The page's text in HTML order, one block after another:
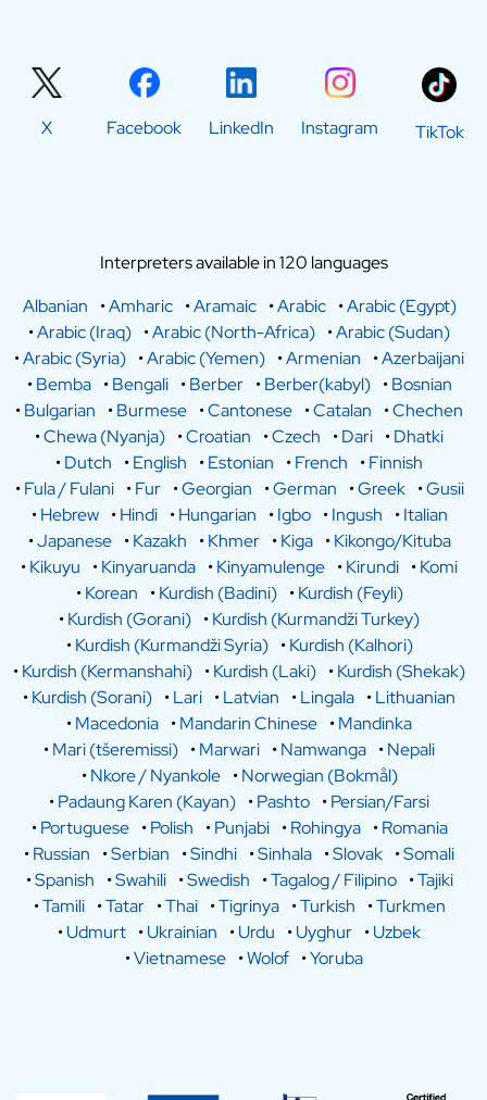
X Facebook LinkedIn Instagram TikTok
Interpreters available in 120 languages
Albanian
•Amharic •Aramaic •Arabic •Arabic (Egypt)
•Arabic (Iraq) •Arabic (North-Africa) •Arabic (Sudan)
•Arabic (Syria) •Arabic (Yemen) •Armenian •Azerbaijani
•Bemba •Bengali •Berber •Berber(kabyl) •Bosnian
•Bulgarian •Burmese •Cantonese •Catalan •Chechen
•Chewa (Nyanja) •Croatian •Czech •Dari •Dhatki
•Dutch •English •Estonian •French •Finnish
•Fula / Fulani •Fur •Georgian •German •Greek •Gusii
•Hebrew •Hindi •Hungarian •Igbo •Ingush •Italian
•Japanese •Kazakh •Khmer •Kiga •Kikongo/Kituba
•Kikuyu •Kinyaruanda •Kinyamulenge •Kirundi •Komi
•Korean •Kurdish (Badini) •Kurdish (Feyli)
•Kurdish (Gorani) •Kurdish (Kurmandži Turkey)
•Kurdish (Kurmandži Syria) •Kurdish (Kalhori)
•Kurdish (Kermanshahi) •Kurdish (Laki) •Kurdish (Shekak)
•Kurdish (Sorani) •Lari •Latvian •Lingala •Lithuanian
•Macedonia •Mandarin Chinese •Mandinka
•Mari (tšeremissi) •Marwari •Namwanga •Nepali
•Nkore / Nyankole •Norwegian (Bokmål)
•Padaung Karen (Kayan) •Pashto •Persian/Farsi
•Portuguese •Polish •Punjabi •Rohingya •Romania
•Russian •Serbian •Sindhi •Sinhala •Slovak •Somali
•Spanish •Swahili •Swedish •Tagalog / Filipino •Tajiki
•Tamili •Tatar •Thai •Tigrinya •Turkish •Turkmen
•Udmurt •Ukrainian •Urdu •Uyghur •Uzbek
•Vietnamese •Wolof •Yoruba